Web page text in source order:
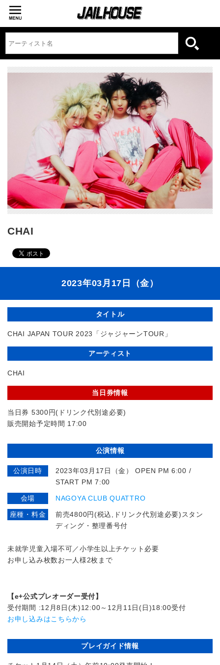
CHAI
2023年03月17日（金）
タイトル
CHAI JAPAN TOUR 2023「ジャジャーンTOUR」
アーティスト
CHAI
当日券情報
当日券 5300円(ドリンク代別途必要)
販売開始予定時間 17:00
公演情報
公演日時
2023年03月17日（金） OPEN PM 6:00 /
START PM 7:00
会場 NAGOYA CLUB QUATTRO
座種・料金
前売4800円(税込,ドリンク代別途必要)スタン
ディング・整理番号付
未就学児童入場不可／小学生以上チケット必要
お申し込み枚数お一人様2枚まで
【e+公式プレオーダー受付】
受付期間 :12月8日(木)12:00～12月11日(日)18:00受付
お申し込みはこちらから
プレイガイド情報